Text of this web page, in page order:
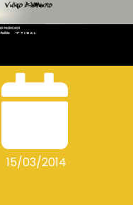
15/03/2014